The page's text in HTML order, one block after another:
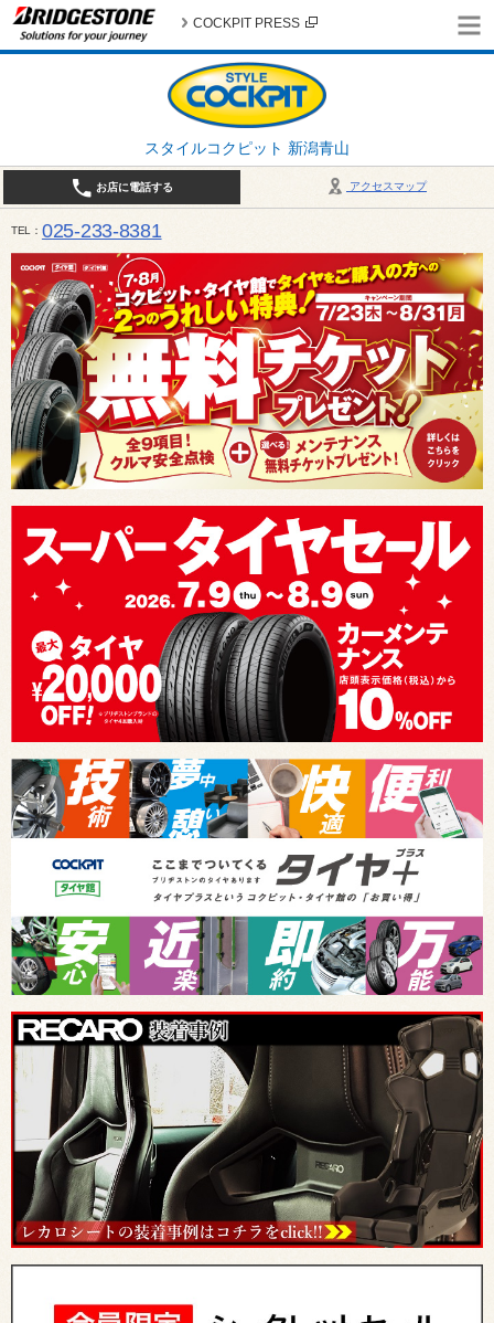
スタイルコクピット 新潟青山
COCKPIT PRESS
アクセスマップ
お店に電話する
TEL 025-233-8381
営業時間は10:00～18:30 作業、商談受付は10:00〜18:00です。 / 定休日：2026年 8月のお休み
（日曜日）、19日（水曜日）26日（水曜日）